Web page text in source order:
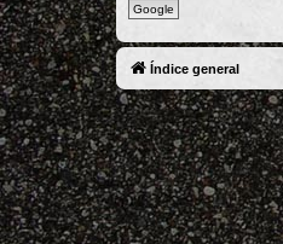
Google
Índice general